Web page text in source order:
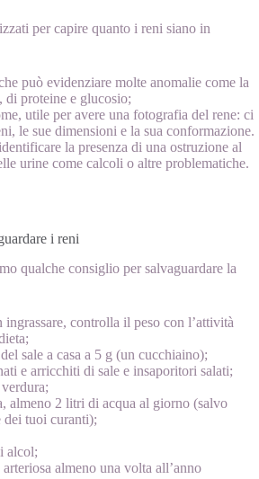
per capire quanto i reni siano in
può evidenziare molte anomalie come la
di proteine e glucosio;
utile per avere una fotografia del rene: ci
le sue dimensioni e la sua conformazione.
la presenza di una ostruzione al
urine come calcoli o altre problematiche.
i reni
qualche consiglio per salvaguardare la
ingrassare, controlla il peso con l’attività
sale a casa a 5 g (un cucchiaino);
e arricchiti di sale e insaporitori salati;
almeno 2 litri di acqua al giorno (salvo
dei tuoi curanti);
alcol;
almeno una volta all’anno